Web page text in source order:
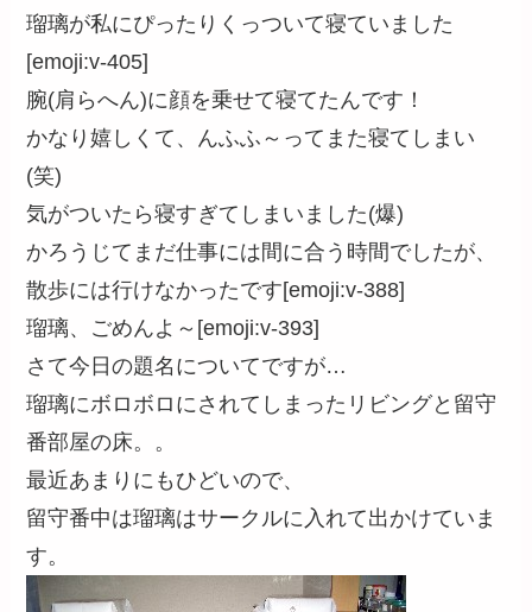
瑠璃が私にぴったりくっついて寝ていました
[emoji:v-405]
腕(肩らへん)に顔を乗せて寝てたんです！
かなり嬉しくて、んふふ～ってまた寝てしまい
(笑)
気がついたら寝すぎてしまいました(爆)
かろうじてまだ仕事には間に合う時間でしたが、
散歩には行けなかったです[emoji:v-388]
瑠璃、ごめんよ～[emoji:v-393]
さて今日の題名についてですが…
瑠璃にボロボロにされてしまったリビングと留守
番部屋の床。。
最近あまりにもひどいので、
留守番中は瑠璃はサークルに入れて出かけていま
す。